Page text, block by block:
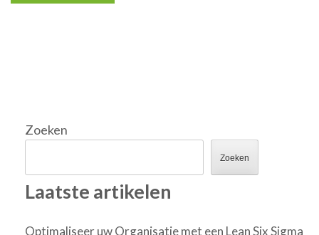
Zoeken
Zoeken
Laatste artikelen
Optimaliseer uw Organisatie met een Lean Six Sigma